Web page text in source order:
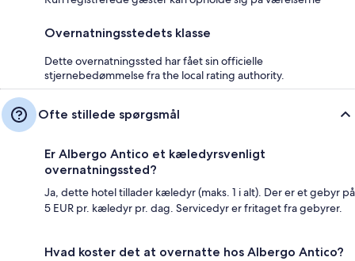
Overnatningsstedets klasse
Dette overnatningssted har fået sin officielle
stjernebedømmelse fra the local rating authority.
Ofte stillede spørgsmål
Er Albergo Antico et kæledyrsvenligt
overnatningssted?
Ja, dette hotel tillader kæledyr (maks. 1 i alt). Der er et gebyr på
5 EUR pr. kæledyr pr. dag. Servicedyr er fritaget fra gebyrer.
Hvad koster det at overnatte hos Albergo Antico?